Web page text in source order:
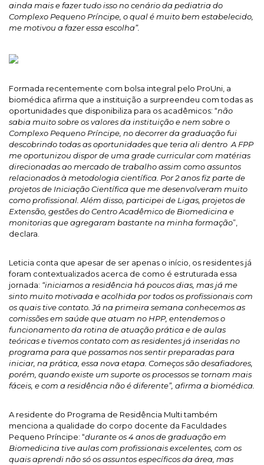
ainda mais e fazer tudo isso no cenário da pediatria do
Complexo Pequeno Príncipe, o qual é muito bem estabelecido,
me motivou a fazer essa escolha”.
Formada recentemente com bolsa integral pelo ProUni, a
biomédica afirma que a instituição a surpreendeu com todas as
oportunidades que disponibiliza para os acadêmicos: “não
sabia muito sobre os valores da instituição e nem sobre o
Complexo Pequeno Príncipe, no decorrer da graduação fui
descobrindo todas as oportunidades que teria ali dentro A FPP
me oportunizou dispor de uma grade curricular com matérias
direcionadas ao mercado de trabalho assim como assuntos
relacionados à metodologia científica. Por 2 anos fiz parte de
projetos de Iniciação Científica que me desenvolveram muito
como profissional. Além disso, participei de Ligas, projetos de
Extensão, gestões do Centro Acadêmico de Biomedicina e
monitorias que agregaram bastante na minha formação”,
declara.
Leticia conta que apesar de ser apenas o início, os residentes já
foram contextualizados acerca de como é estruturada essa
jornada: “iniciamos a residência há poucos dias, mas já me
sinto muito motivada e acolhida por todos os profissionais com
os quais tive contato. Já na primeira semana conhecemos as
comissões em saúde que atuam no HPP, entendemos o
funcionamento da rotina de atuação prática e de aulas
teóricas e tivemos contato com as residentes já inseridas no
programa para que possamos nos sentir preparadas para
iniciar, na prática, essa nova etapa. Começos são desafiadores,
porém, quando existe um suporte os processos se tornam mais
fáceis, e com a residência não é diferente”, afirma a biomédica.
A residente do Programa de Residência Multi também
menciona a qualidade do corpo docente da Faculdades
Pequeno Príncipe: “durante os 4 anos de graduação em
Biomedicina tive aulas com profissionais excelentes, com os
quais aprendi não só os assuntos específicos da área, mas